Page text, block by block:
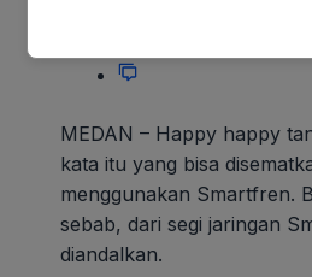
MEDAN – Happy happy
kata itu yang bisa
menggunakan Smartfren.
sebab, dari segi jaringan
diandalkan.